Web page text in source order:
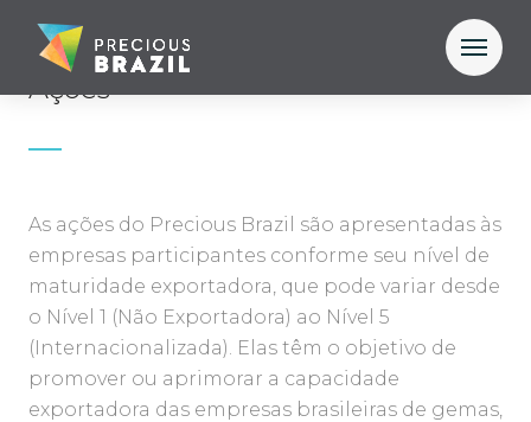
Ações
As ações do Precious Brazil são apresentadas às
empresas participantes conforme seu nível de
maturidade exportadora, que pode variar desde
o Nível 1 (Não Exportadora) ao Nível 5
(Internacionalizada). Elas têm o objetivo de
promover ou aprimorar a capacidade
exportadora das empresas brasileiras de gemas,